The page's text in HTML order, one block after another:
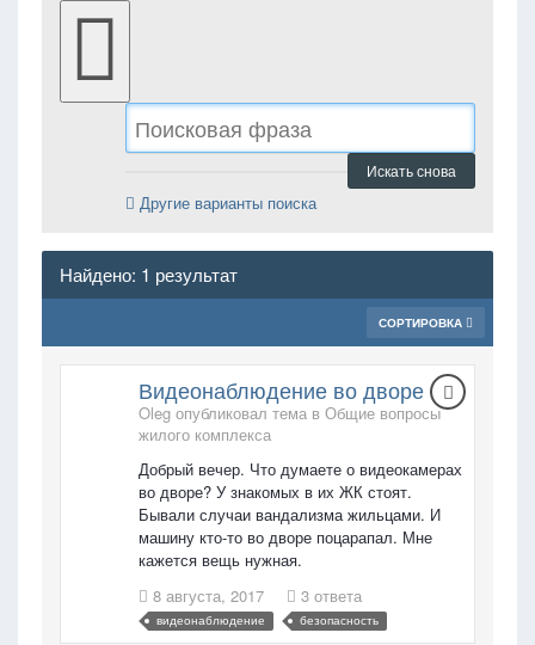
Искать снова
Другие варианты поиска
Найдено: 1 результат
СОРТИРОВКА
Видеонаблюдение во дворе
Oleg опубликовал тема в Общие вопросы
жилого комплекса
Добрый вечер. Что думаете о видеокамерах
во дворе? У знакомых в их ЖК стоят.
Бывали случаи вандализма жильцами. И
машину кто-то во дворе поцарапал. Мне
кажется вещь нужная.
8 августа, 2017
3 ответа
видеонаблюдение безопасность